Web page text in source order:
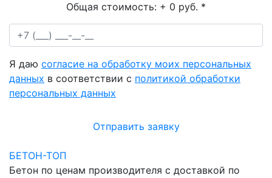
Общая стоимость: + 0 руб. *
Я даю согласие на обработку моих персональных
данных в соответствии с политикой обработки
персональных данных
Отправить заявку
БЕТОН-ТОП
Бетон по ценам производителя с доставкой по